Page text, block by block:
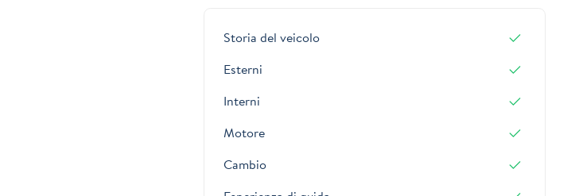
Storia del veicolo
Esterni
Interni
Motore
Cambio